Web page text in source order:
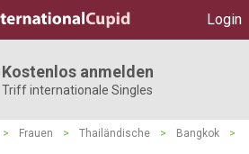
Login
Kostenlos anmelden
Triff internationale Singles
> Frauen > Thailändische > Bangkok
>